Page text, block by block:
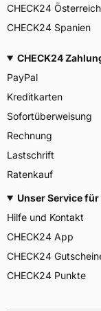
CHECK24 Österreich
CHECK24 Spanien
CHECK24
PayPal
Kreditkarten
Sofortüberweisung
Rechnung
Lastschrift
Ratenkauf
Unser Service für
Hilfe und Kontakt
CHECK24 App
CHECK24
CHECK24 Punkte